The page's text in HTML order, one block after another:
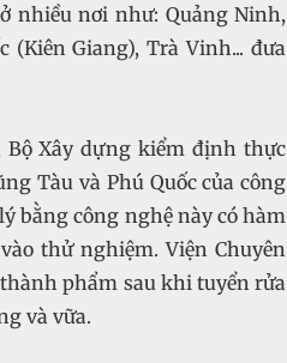
nhiều nơi như: Quảng Ninh,
Giang), Trà Vinh... đưa
Bộ Xây dựng kiểm định thực
Tàu và Phú Quốc của công
bằng công nghệ này có hàm
thử nghiệm. Viện Chuyên
phẩm sau khi tuyển rửa
và vữa.